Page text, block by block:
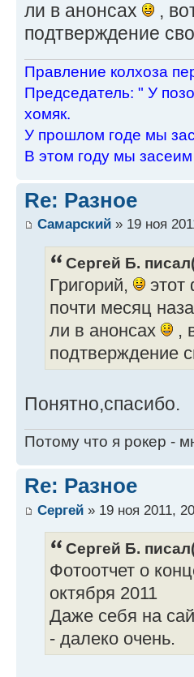
ли в анонсах
,
подтверждение
Пpавление колхоза
Пpедседатель: " У
хомяк.
У пpошлом годе мы
В этом году мы
Re: Разное
Самарский » 19 ноя
Сергей Б.
Григорий,
этот
почти месяц
ли в анонсах
,
подтверждение
Понятно,спасибо.
Потому что я рокер -
Re: Разное
Сергей » 19 ноя 2011,
Сергей Б.
Фотоотчет о
октября 2011
Даже себя на
- далеко очень.